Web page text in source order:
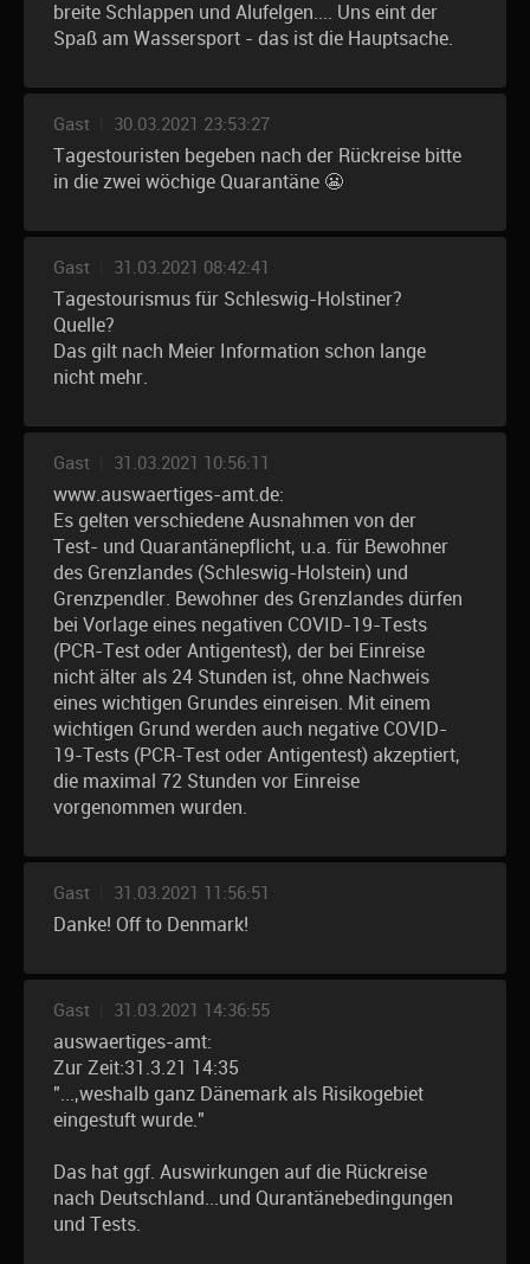
breite Schlappen und Alufelgen.... Uns eint der
Spaß am Wassersport - das ist die Hauptsache.
Gast 30.03.2021 23:53:27
Tagestouristen begeben nach der Rückreise bitte
in die zwei wöchige Quarantäne 😬
Gast 31.03.2021 08:42:41
Tagestourismus für Schleswig-Holstiner?
Quelle?
Das gilt nach Meier Information schon lange
nicht mehr.
Gast 31.03.2021 10:56:11
www.auswaertiges-amt.de:
Es gelten verschiedene Ausnahmen von der
Test- und Quarantänepflicht, u.a. für Bewohner
des Grenzlandes (Schleswig-Holstein) und
Grenzpendler. Bewohner des Grenzlandes dürfen
bei Vorlage eines negativen COVID-19-Tests
(PCR-Test oder Antigentest), der bei Einreise
nicht älter als 24 Stunden ist, ohne Nachweis
eines wichtigen Grundes einreisen. Mit einem
wichtigen Grund werden auch negative COVID-
19-Tests (PCR-Test oder Antigentest) akzeptiert,
die maximal 72 Stunden vor Einreise
vorgenommen wurden.
Gast 31.03.2021 11:56:51
Danke! Off to Denmark!
Gast 31.03.2021 14:36:55
auswaertiges-amt:
Zur Zeit:31.3.21 14:35
"...,weshalb ganz Dänemark als Risikogebiet
eingestuft wurde."
Das hat ggf. Auswirkungen auf die Rückreise
nach Deutschland...und Qurantänebedingungen
und Tests.